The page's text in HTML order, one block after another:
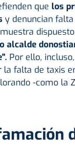
que los
y denuncian falta
alcalde
Por ello, incluso,
la falta de taxis
-como la